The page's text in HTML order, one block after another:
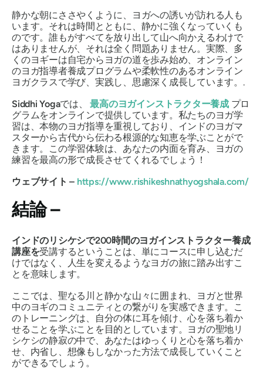
静かな朝にささやくように、ヨガへの誘いが訪れる人も
います。それは時間とともに、静かに強くなっていくも
のです。誰もがすべてを放り出して山へ向かえるわけで
はありませんが、それは全く問題ありません。実際、多
くのヨギーは自宅からヨガの道を歩み始め、オンライン
のヨガ指導者養成プログラムや柔軟性のあるオンライン
ヨガクラスで学び、実践し、思慮深く成長しています。.
Siddhi Yogaでは、 最高のヨガインストラクター養成 プロ
グラムをオンラインで提供しています。私たちのヨガ学
習は、本物のヨガ指導を重視しており、インドのヨガマ
スターから古代から伝わる根源的な知恵を学ぶことがで
きます。この学習体験は、あなたの内面を育み、ヨガの
練習を最高の形で成長させてくれるでしょう！
ウェブサイト – https://www.rishikeshnathyogshala.com/
結論 –
インドのリシケシで200時間のヨガインストラクター養成
講座を受講するということは、単にコースに申し込むだ
けではなく、人生を変えるようなヨガの旅に踏み出すこ
とを意味します。
ここでは、聖なる川と静かな山々に囲まれ、ヨガと世界
中のヨギのコミュニティとの繋がりを実感できます。こ
のトレーニングは、自分の体に耳を傾け、心を落ち着か
せることを学ぶことを目的としています。ヨガの聖地リ
シケシの静寂の中で、あなたはゆっくりと心を落ち着か
せ、内省し、想像もしなかった方法で成長していくこと
ができるでしょう。